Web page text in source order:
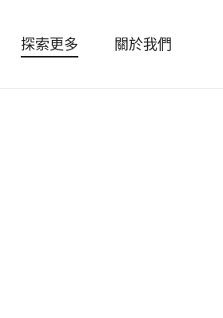
探索更多 關於我們